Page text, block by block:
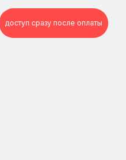
доступ сразу после оплаты